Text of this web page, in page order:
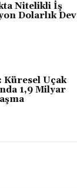
Nitelikli İş
Dolarlık Dev
Küresel Uçak
1,9 Milyar